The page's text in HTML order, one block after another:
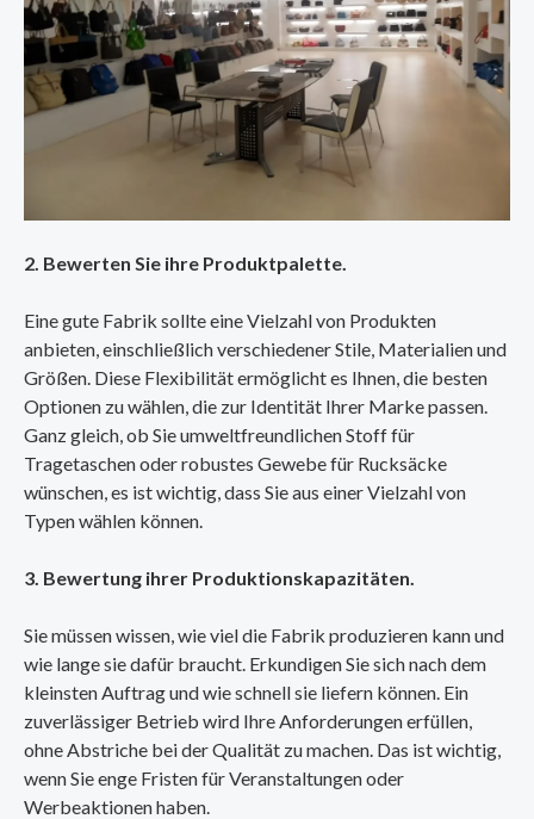
2. Bewerten Sie ihre Produktpalette.
Eine gute Fabrik sollte eine Vielzahl von Produkten
anbieten, einschließlich verschiedener Stile, Materialien und
Größen. Diese Flexibilität ermöglicht es Ihnen, die besten
Optionen zu wählen, die zur Identität Ihrer Marke passen.
Ganz gleich, ob Sie umweltfreundlichen Stoff für
Tragetaschen oder robustes Gewebe für Rucksäcke
wünschen, es ist wichtig, dass Sie aus einer Vielzahl von
Typen wählen können.
3. Bewertung ihrer Produktionskapazitäten.
Sie müssen wissen, wie viel die Fabrik produzieren kann und
wie lange sie dafür braucht. Erkundigen Sie sich nach dem
kleinsten Auftrag und wie schnell sie liefern können. Ein
zuverlässiger Betrieb wird Ihre Anforderungen erfüllen,
ohne Abstriche bei der Qualität zu machen. Das ist wichtig,
wenn Sie enge Fristen für Veranstaltungen oder
Werbeaktionen haben.